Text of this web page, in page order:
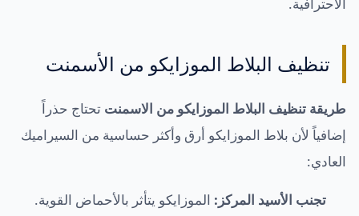
الاحترافية.
تنظيف البلاط الموزايكو من الأسمنت
طريقة تنظيف البلاط الموزايكو من الاسمنت تحتاج حذراً
إضافياً لأن بلاط الموزايكو أرق وأكثر حساسية من السيراميك
العادي:
تجنب الأسيد المركز: الموزايكو يتأثر بالأحماض القوية.